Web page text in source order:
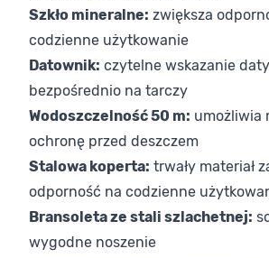
Szkło mineralne: zwiększa
codzienne użytkowanie
Datownik: czytelne wskazanie
bezpośrednio na tarczy
Wodoszczelność 50 m: umożliwia
ochronę przed deszczem
Stalowa koperta: trwały materiał
odporność na codzienne
Bransoleta ze stali szlachetnej:
wygodne noszenie